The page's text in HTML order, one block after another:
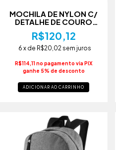
MOCHILA DE NYLON C/
DETALHE DE COURO
PRETO
R$120,12
6 x de R$20,02 sem juros
R$114,11 no pagamento via PIX
ganhe 5% de desconto
ADICIONAR AO CARRINHO